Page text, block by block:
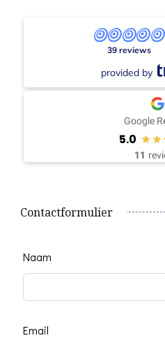
39 reviews
provided by
Google
5.0
11
Contactformulier
Leave
this
field
Naam
Email